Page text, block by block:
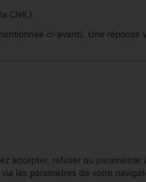
CNIL).
ci-avant). Une réponse
accepter, refuser ou paramétrer
les paramètres de votre